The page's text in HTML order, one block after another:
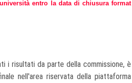
entro la data di chiusura format
i risultati da parte della commissione, è
nell'area riservata della piattaforma